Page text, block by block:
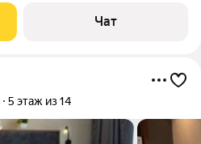
двор
Чат
5 этаж из 14